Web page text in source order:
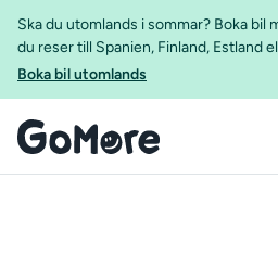
Ska du utomlands i sommar? Boka bil
du reser till Spanien, Finland, Estland
Boka bil utomlands